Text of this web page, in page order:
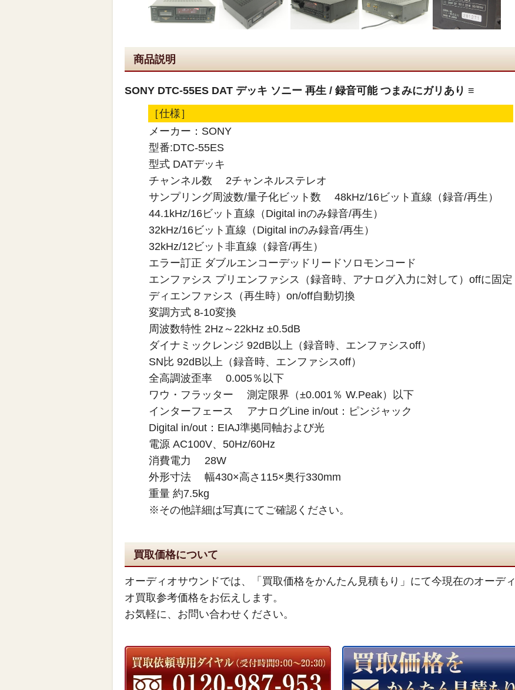
商品説明
SONY DTC-55ES DAT デッキ ソニー 再生 / 録音可能 つまみにガリあり ≡
［仕様］
メーカー：SONY
型番:DTC-55ES
型式 DATデッキ
チャンネル数 2チャンネルステレオ
サンプリング周波数/量子化ビット数 48kHz/16ビット直線（録音/再生）
44.1kHz/16ビット直線（Digital inのみ録音/再生）
32kHz/16ビット直線（Digital inのみ録音/再生）
32kHz/12ビット非直線（録音/再生）
エラー訂正 ダブルエンコーデッドリードソロモンコード
エンファシス プリエンファシス（録音時、アナログ入力に対して）offに固定
ディエンファシス（再生時）on/off自動切換
変調方式 8-10変換
周波数特性 2Hz～22kHz ±0.5dB
ダイナミックレンジ 92dB以上（録音時、エンファシスoff）
SN比 92dB以上（録音時、エンファシスoff）
全高調波歪率 0.005％以下
ワウ・フラッター 測定限界（±0.001％ W.Peak）以下
インターフェース アナログLine in/out：ピンジャック
Digital in/out：EIAJ準拠同軸および光
電源 AC100V、50Hz/60Hz
消費電力 28W
外形寸法 幅430×高さ115×奥行330mm
重量 約7.5kg
※その他詳細は写真にてご確認ください。
買取価格について
オーディオサウンドでは、「買取価格をかんたん見積もり」にて今現在のオーディ
オ買取参考価格をお伝えします。
お気軽に、お問い合わせください。